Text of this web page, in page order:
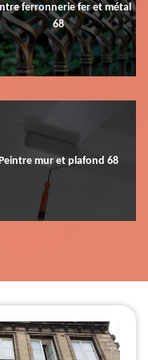
ferronnerie fer et métal
68
mur et plafond 68